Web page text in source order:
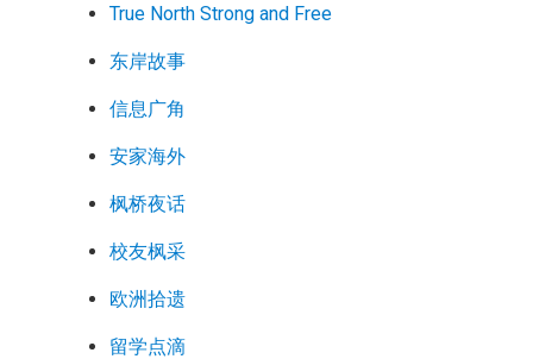
True North Strong and Free
东岸故事
信息广角
安家海外
枫桥夜话
校友枫采
欧洲拾遗
留学点滴